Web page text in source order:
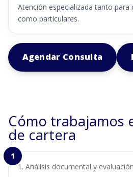
Atención especializada tanto para
como particulares.
Agendar Consulta
Cómo trabajamos
de cartera
Análisis documental y